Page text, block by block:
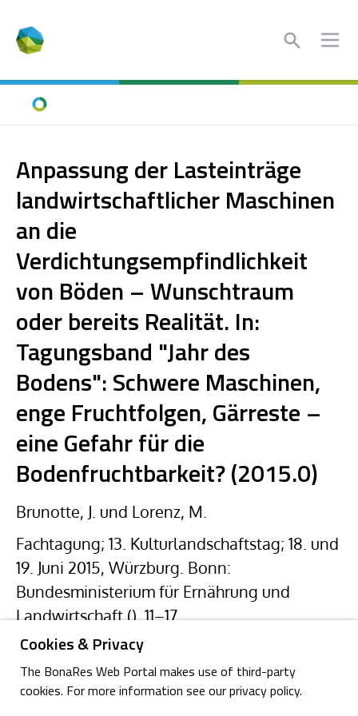
Cookies & Privacy
The BonaRes Web Portal makes use of third-party
cookies. For more information see our privacy policy.
Search
Home
Anpassung der Lasteinträge
landwirtschaftlicher Maschinen
an die
Verdichtungsempfindlichkeit
von Böden – Wunschtraum
oder bereits Realität. In:
Tagungsband "Jahr des
Bodens": Schwere Maschinen,
enge Fruchtfolgen, Gärreste –
eine Gefahr für die
Bodenfruchtbarkeit? (2015.0)
Brunotte, J. und Lorenz, M.
Fachtagung; 13. Kulturlandschaftstag; 18. und
19. Juni 2015, Würzburg. Bonn:
Bundesministerium für Ernährung und
Landwirtschaft (), 11–17